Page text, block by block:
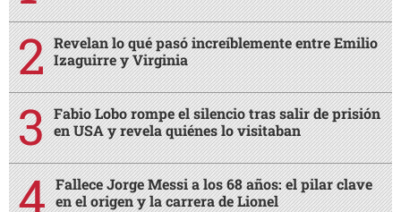
Revelan lo qué pasó increíblemente entre Emilio
Izaguirre y Virginia
Fabio Lobo rompe el silencio tras salir de prisión
en USA y revela quiénes lo visitaban
Fallece Jorge Messi a los 68 años: el pilar clave
en el origen y la carrera de Lionel